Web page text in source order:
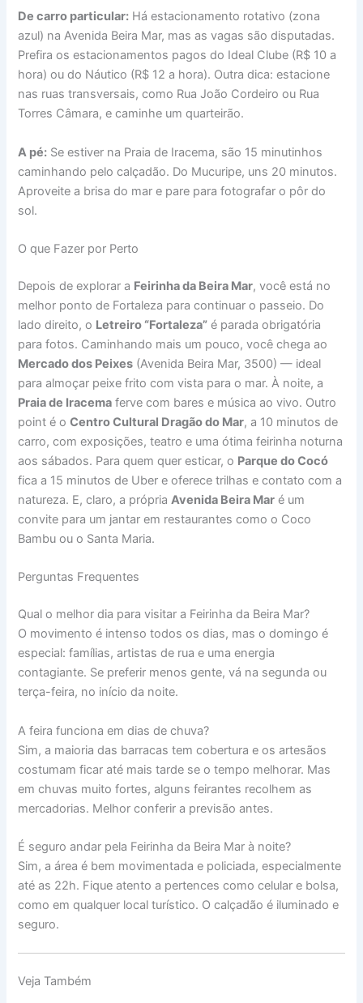
De carro particular: Há estacionamento rotativo (zona
azul) na Avenida Beira Mar, mas as vagas são disputadas.
Prefira os estacionamentos pagos do Ideal Clube (R$ 10 a
hora) ou do Náutico (R$ 12 a hora). Outra dica: estacione
nas ruas transversais, como Rua João Cordeiro ou Rua
Torres Câmara, e caminhe um quarteirão.
A pé: Se estiver na Praia de Iracema, são 15 minutinhos
caminhando pelo calçadão. Do Mucuripe, uns 20 minutos.
Aproveite a brisa do mar e pare para fotografar o pôr do
sol.
O que Fazer por Perto
Depois de explorar a Feirinha da Beira Mar, você está no
melhor ponto de Fortaleza para continuar o passeio. Do
lado direito, o Letreiro “Fortaleza” é parada obrigatória
para fotos. Caminhando mais um pouco, você chega ao
Mercado dos Peixes (Avenida Beira Mar, 3500) — ideal
para almoçar peixe frito com vista para o mar. À noite, a
Praia de Iracema ferve com bares e música ao vivo. Outro
point é oCentro Cultural Dragão do Mar, a 10 minutos de
carro, com exposições, teatro e uma ótima feirinha noturna
aos sábados. Para quem quer esticar, o Parque do Cocó
fica a 15 minutos de Uber e oferece trilhas e contato com a
natureza. E, claro, a própriaAvenida Beira Mar é um
convite para um jantar em restaurantes como o Coco
Bambu ou o Santa Maria.
Perguntas Frequentes
Qual o melhor dia para visitar a Feirinha da Beira Mar?
O movimento é intenso todos os dias, mas o domingo é
especial: famílias, artistas de rua e uma energia
contagiante. Se preferir menos gente, vá na segunda ou
terça-feira, no início da noite.
A feira funciona em dias de chuva?
Sim, a maioria das barracas tem cobertura e os artesãos
costumam ficar até mais tarde se o tempo melhorar. Mas
em chuvas muito fortes, alguns feirantes recolhem as
mercadorias. Melhor conferir a previsão antes.
É seguro andar pela Feirinha da Beira Mar à noite?
Sim, a área é bem movimentada e policiada, especialmente
até as 22h. Fique atento a pertences como celular e bolsa,
como em qualquer local turístico. O calçadão é iluminado e
seguro.
Veja Também